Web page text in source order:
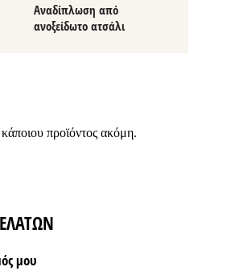
Αναδίπλωση από
ανοξείδωτο ατσάλι
προϊόντος ακόμη.
μου